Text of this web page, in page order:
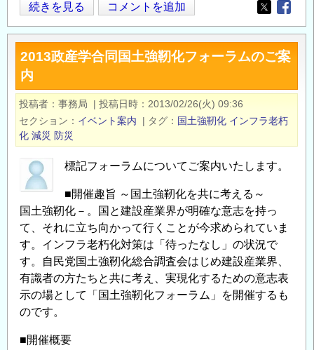
開
催
の
お
知
ら
せ
の
2013
国
土
強
靭
化
フ
ォ
ー
ラ
ム
続きを見る コメントを追加
Opens in
2013政産学合同国土強靭化フォーラムのご案
内
投稿者 事務局 | 投稿日時
2013/02/26(火) 09:36
セクション
イベント案内 | タグ 国土強靭化 インフラ老朽
化 減災 防災
標記フォーラムについてご案内いたします。
■開催趣旨 ～国土強靭化を共に考える～
国土強靭化－。国と建設産業界が明確な意志を持っ
て、それに立ち向かって行くことが今求められていま
す。インフラ老朽化対策は「待ったなし」の状況で
す。自民党国土強靭化総合調査会はじめ建設産業界、
有識者の方たちと共に考え、実現化するための意志表
示の場として「国土強靭化フォーラム」を開催するも
のです。
■開催概要